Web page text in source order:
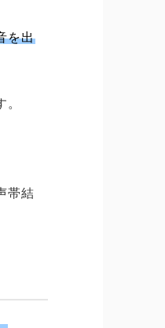
を出
帯結